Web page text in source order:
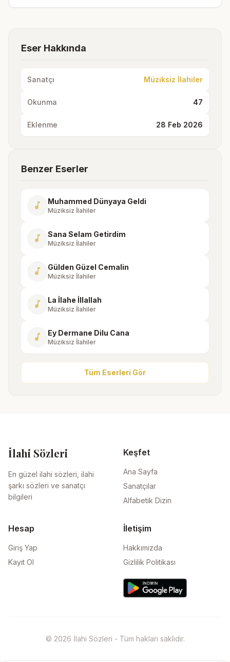
Eser Hakkında
Sanatçı Müziksiz İlahiler
Okunma 47
Eklenme 28 Feb 2026
Benzer Eserler
music_note Muhammed Dünyaya Geldi
Müziksiz İlahiler
music_note Sana Selam Getirdim
Müziksiz İlahiler
music_note Gülden Güzel Cemalin
Müziksiz İlahiler
music_note La İlahe İllallah
Müziksiz İlahiler
music_note Ey Dermane Dilu Cana
Müziksiz İlahiler
Tüm Eserleri Gör
İlahi Sözleri
En güzel ilahi sözleri, ilahi
şarkı sözleri ve sanatçı
bilgileri
Keşfet
Ana Sayfa
Sanatçılar
Alfabetik Dizin
Hesap
Giriş Yap
Kayıt Ol
İletişim
Hakkımızda
Gizlilik Politikası
© 2026 İlahi Sözleri - Tüm hakları saklıdır.